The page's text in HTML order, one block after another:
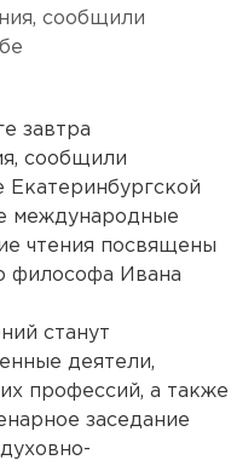
сообщили
завтра
сообщили
Екатеринбургской
международные
чтения посвящены
философа Ивана
станут
деятели,
профессий, а также
заседание